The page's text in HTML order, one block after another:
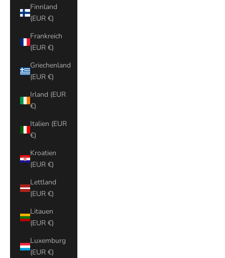
Finnland
(EUR €)
Frankreich
(EUR €)
Griechenland
(EUR €)
Irland (EUR
€)
Italien (EUR
€)
Kroatien
(EUR €)
Lettland
(EUR €)
Litauen
(EUR €)
Luxemburg
(EUR €)